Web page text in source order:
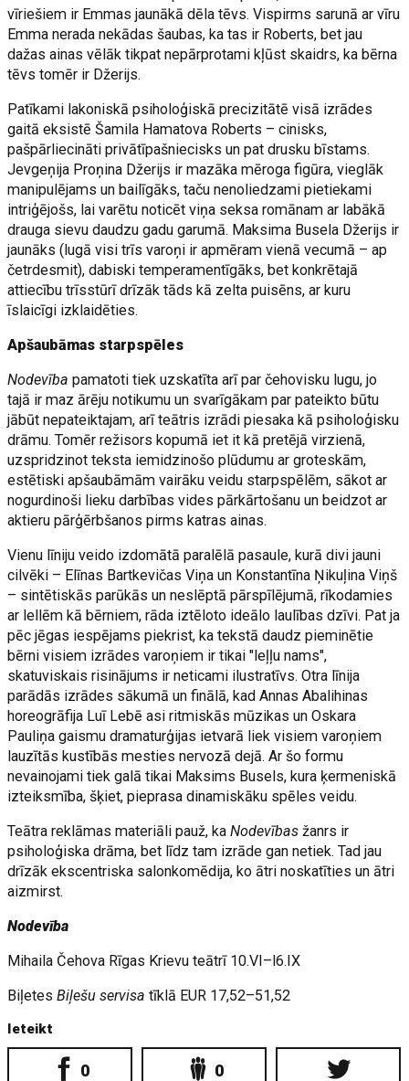
vīriešiem ir Emmas jaunākā dēla tēvs. Vispirms sarunā ar vīru
Emma nerada nekādas šaubas, ka tas ir Roberts, bet jau
dažas ainas vēlāk tikpat nepārprotami kļūst skaidrs, ka bērna
tēvs tomēr ir Džerijs.
Patīkami lakoniskā psiholoģiskā precizitātē visā izrādes
gaitā eksistē Šamila Hamatova Roberts – cinisks,
pašpārliecināti privātīpašniecisks un pat drusku bīstams.
Jevgeņija Proņina Džerijs ir mazāka mēroga figūra, vieglāk
manipulējams un bailīgāks, taču nenoliedzami pietiekami
intriģējošs, lai varētu noticēt viņa seksa romānam ar labākā
drauga sievu daudzu gadu garumā. Maksima Busela Džerijs ir
jaunāks (lugā visi trīs varoņi ir apmēram vienā vecumā – ap
četrdesmit), dabiski temperamentīgāks, bet konkrētajā
attiecību trīsstūrī drīzāk tāds kā zelta puisēns, ar kuru
īslaicīgi izklaidēties.
Apšaubāmas starpspēles
Nodevībapamatoti tiek uzskatīta arī par čehovisku lugu, jo
tajā ir maz ārēju notikumu un svarīgākam par pateikto būtu
jābūt nepateiktajam, arī teātris izrādi piesaka kā psiholoģisku
drāmu. Tomēr režisors kopumā iet it kā pretējā virzienā,
uzspridzinot teksta iemidzinošo plūdumu ar groteskām,
estētiski apšaubāmām vairāku veidu starpspēlēm, sākot ar
nogurdinoši lieku darbības vides pārkārtošanu un beidzot ar
aktieru pārģērbšanos pirms katras ainas.
Vienu līniju veido izdomātā paralēlā pasaule, kurā divi jauni
cilvēki – Elīnas Bartkevičas Viņa un Konstantīna Ņikuļina Viņš
– sintētiskās parūkās un neslēptā pārspīlējumā, rīkodamies
ar lellēm kā bērniem, rāda iztēloto ideālo laulības dzīvi. Pat ja
pēc jēgas iespējams piekrist, ka tekstā daudz pieminētie
bērni visiem izrādes varoņiem ir tikai "leļļu nams",
skatuviskais risinājums ir neticami ilustratīvs. Otra līnija
parādās izrādes sākumā un finālā, kad Annas Abalihinas
horeogrāfija Luī Lebē asi ritmiskās mūzikas un Oskara
Pauliņa gaismu dramaturģijas ietvarā liek visiem varoņiem
lauzītās kustībās mesties nervozā dejā. Ar šo formu
nevainojami tiek galā tikai Maksims Busels, kura ķermeniskā
izteiksmība, šķiet, pieprasa dinamiskāku spēles veidu.
Teātra reklāmas materiāli pauž, kaNodevībasžanrs ir
psiholoģiska drāma, bet līdz tam izrāde gan netiek. Tad jau
drīzāk ekscentriska salonkomēdija, ko ātri noskatīties un ātri
aizmirst.
Nodevība
Mihaila Čehova Rīgas Krievu teātrī 10.VI–l6.IX
BiļetesBiļešu servisa tīklā EUR 17,52–51,52
Ieteikt
0 0